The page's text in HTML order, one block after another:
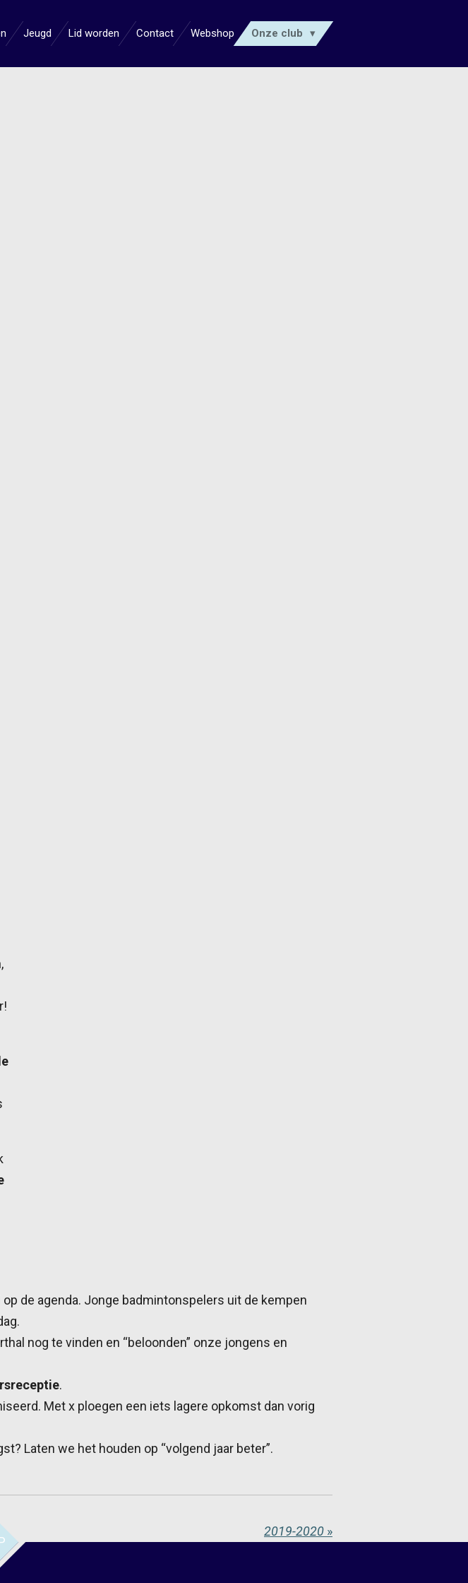
Jeugd Lid worden Contact Webshop Onze club
op de agenda. Jonge badmintonspelers uit de kempen
nog te vinden en “beloonden” onze jongens en
.
Met x ploegen een iets lagere opkomst dan vorig
Laten we het houden op “volgend jaar beter”.
2019-2020 »